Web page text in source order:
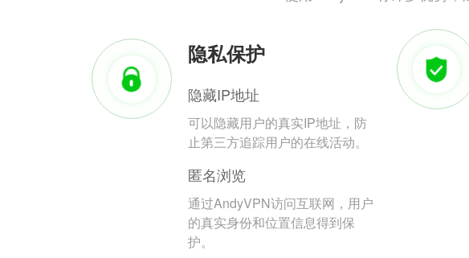
隐私保护
隐藏IP地址
可以隐藏用户的真实IP地址，防
止第三方追踪用户的在线活动。
匿名浏览
通过AndyVPN访问互联网，用户
的真实身份和位置信息得到保
护。